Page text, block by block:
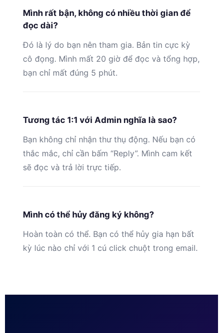
Mình rất bận, không có nhiều thời gian để
đọc dài?
Đó là lý do bạn nên tham gia. Bản tin cực kỳ
cô đọng. Mình mất 20 giờ để đọc và tổng hợp,
bạn chỉ mất đúng 5 phút.
Tương tác 1:1 với Admin nghĩa là sao?
Bạn không chỉ nhận thư thụ động. Nếu bạn có
thắc mắc, chỉ cần bấm “Reply”. Mình cam kết
sẽ đọc và trả lời trực tiếp.
Mình có thể hủy đăng ký không?
Hoàn toàn có thể. Bạn có thể hủy gia hạn bất
kỳ lúc nào chỉ với 1 cú click chuột trong email.